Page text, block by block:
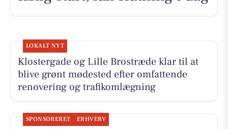
LOKALT NYT
Klostergade og Lille Brostræde klar til at
blive grønt mødested efter omfattende
renovering og trafikomlægning
SPONSORERET ERHVERV